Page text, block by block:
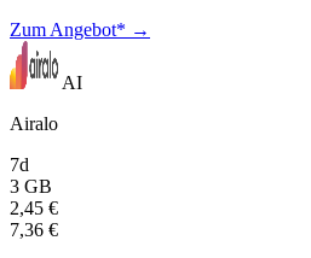
Zum Angebot* →
AI
Airalo
7d
3 GB
2,45 €
7,36 €